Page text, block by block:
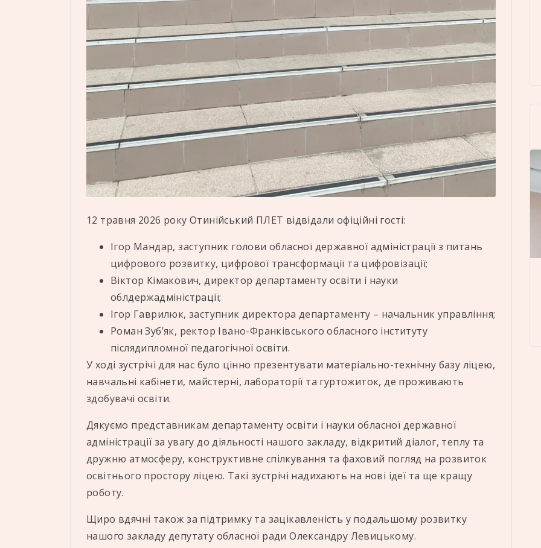
12 травня 2026 року Отинійський ПЛЕТ відвідали офіційні гості:
Ігор Мандар, заступник голови обласної державної адміністрації з питань
цифрового розвитку, цифрової трансформації та цифровізації;
Віктор Кімакович, директор департаменту освіти і науки
облдержадміністрації;
Ігор Гаврилюк, заступник директора департаменту – начальник управління;
Роман Зуб’як, ректор Івано-Франківського обласного інституту
післядипломної педагогічної освіти.
У ході зустрічі для нас було цінно презентувати матеріально-технічну базу ліцею,
навчальні кабінети, майстерні, лабораторії та гуртожиток, де проживають
здобувачі освіти.
Дякуємо представникам департаменту освіти і науки обласної державної
адміністрації за увагу до діяльності нашого закладу, відкритий діалог, теплу та
дружню атмосферу, конструктивне спілкування та фаховий погляд на розвиток
освітнього простору ліцею. Такі зустрічі надихають на нові ідеї та ще кращу
роботу.
Щиро вдячні також за підтримку та зацікавленість у подальшому розвитку
нашого закладу депутату обласної ради Олександру Левицькому.